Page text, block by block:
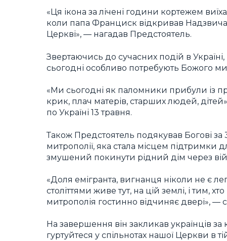
«Ця ікона за лічені години кортежем
коли папа Франциск відкривав
Церкві», — нагадав Предстоятель.
Звертаючись до сучасних подій в
сьогодні особливо потребують Божого
«Ми сьогодні як паломники прибули із
крик, плач матерів, старших людей,
по Україні 13 травня.
Також Предстоятель подякував Богові
митрополії, яка стала місцем підтримки
змушений покинути рідний дім через
«Доля емігранта, вигнанця ніколи не є
століттями живе тут, на цій землі, і тим,
митрополія гостинно відчиняє двері», —
На завершення він закликав українців
гуртуйтеся у спільнотах нашої Церкви в